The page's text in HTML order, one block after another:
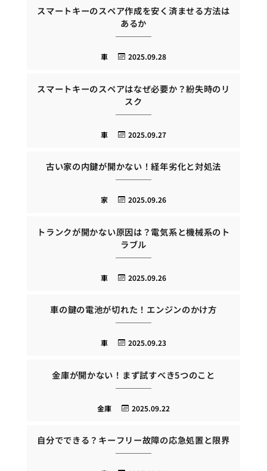
スマートキーのスペア作成を安く済ませる方法は
あるか
2025.09.28
車
スマートキーのスペアはなぜ必要か？紛失時のリ
スク
2025.09.27
車
古い家の内鍵が開かない！経年劣化と対処法
2025.09.26
家
トランクが開かない原因は？電気系と機械系のト
ラブル
2025.09.26
車
車の鍵の電池が切れた！エンジンのかけ方
2025.09.23
車
金庫が開かない！まず試すべき5つのこと
2025.09.22
金庫
自分でできる？キーフリー故障の応急処置と限界